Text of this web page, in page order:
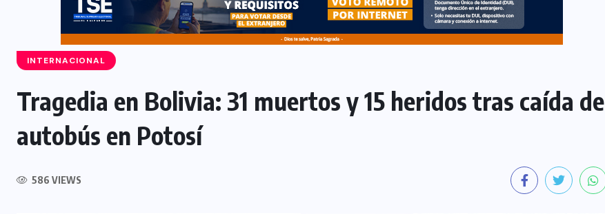
INTERNACIONAL
Tragedia en Bolivia: 31 muertos y 15 heridos tras caída de
autobús en Potosí
586 VIEWS
INTERNACIONAL